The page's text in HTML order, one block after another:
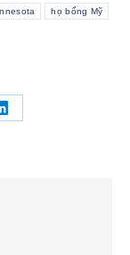
họ bổng Mỹ
Share